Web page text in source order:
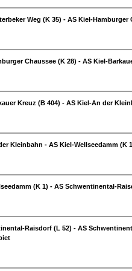
Weg (K 35) - AS Kiel-Hamburger
Chaussee (K 28) - AS Kiel-
Kreuz (B 404) - AS Kiel-An der
Kleinbahn - AS Kiel-Wellseedamm (K
(K 1) - AS Schwentinental-
Raisdorf (L 52) - AS